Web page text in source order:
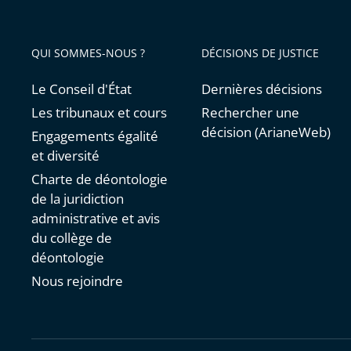
QUI SOMMES-NOUS ?
Le Conseil d'État
Les tribunaux et cours
Engagements égalité
et diversité
Charte de déontologie
de la juridiction
administrative et avis
du collège de
déontologie
Nous rejoindre
DÉCISIONS DE JUSTICE
Dernières décisions
Rechercher une
décision (ArianeWeb)